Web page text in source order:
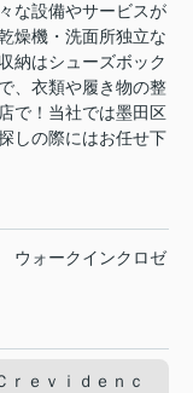
な設備やサービスが
燥機・洗面所独立な
納はシューズボック
、衣類や履き物の整
で！当社では墨田区
しの際にはお任せ下
ウォークインクロゼ
ｒｅｖｉｄｅｎｃ